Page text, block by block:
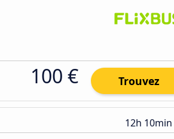
100 € Trouvez
12h 10min